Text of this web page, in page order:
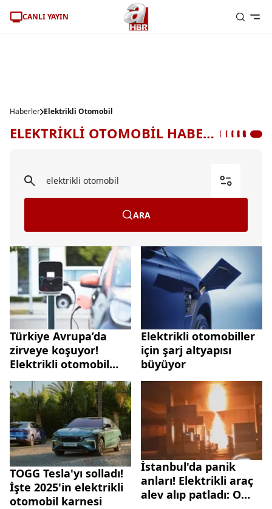
CANLI YAYIN
Haberler Elektrikli Otomobil
ELEKTRİKLİ OTOMOBİL HABERLERİ
ARA
Türkiye Avrupa’da
zirveye koşuyor!
Elektrikli otomobil
satışları yüzde 80 arttı
Elektrikli otomobiller
için şarj altyapısı
büyüyor
TOGG Tesla'yı solladı!
İşte 2025'in elektrikli
otomobil karnesi
İstanbul'da panik
anları! Elektrikli araç
alev alıp patladı: O